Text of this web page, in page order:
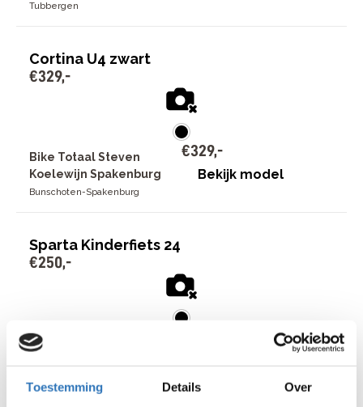
Toestemming Details Over
Tubbergen
Cortina U4 zwart
€329,-
Bike Totaal Steven
Koelewijn Spakenburg
Bunschoten-Spakenburg
€329,-
Bekijk model
Sparta Kinderfiets 24
€250,-
Bike Totaal Bleumink